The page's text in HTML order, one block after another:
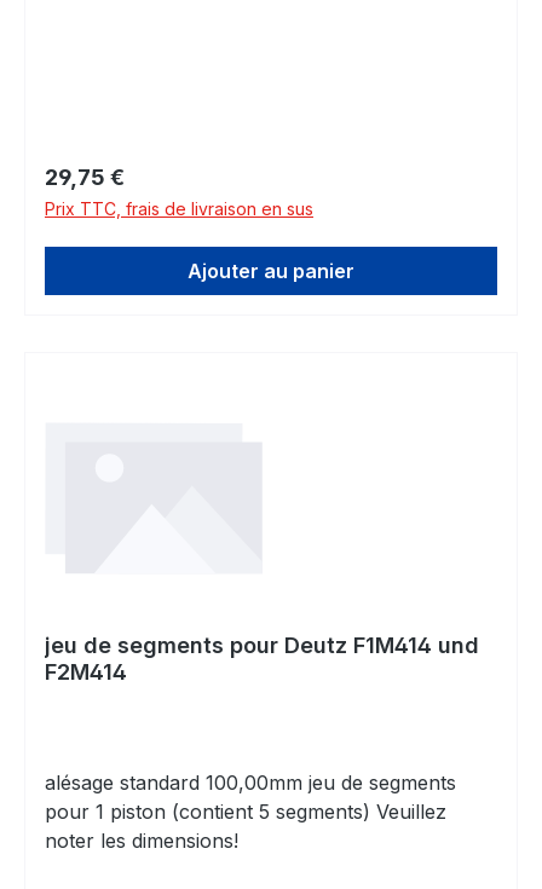
Prix régulier :
29,75 €
Prix TTC, frais de livraison en sus
Ajouter au panier
jeu de segments pour Deutz F1M414 und
F2M414
alésage standard 100,00mm jeu de segments
pour 1 piston (contient 5 segments) Veuillez
noter les dimensions!